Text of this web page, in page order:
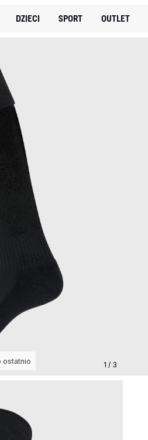
DZIECI SPORT OUTLET
1 / 3